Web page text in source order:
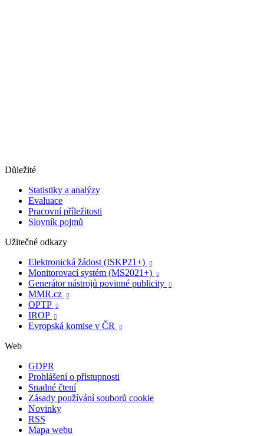
Důležité
Statistiky a analýzy
Evaluace
Pracovní příležitosti
Slovník pojmů
Užitečné odkazy
Elektronická žádost (ISKP21+)

Monitorovací systém (MS2021+) 
Generátor nástrojů povinné publicity 
MMR.cz 
OPTP 
IROP 
Evropská komise v ČR 
Web
GDPR
Prohlášení o přístupnosti
Snadné čtení
Zásady používání souborů cookie
Novinky
RSS
Mapa webu